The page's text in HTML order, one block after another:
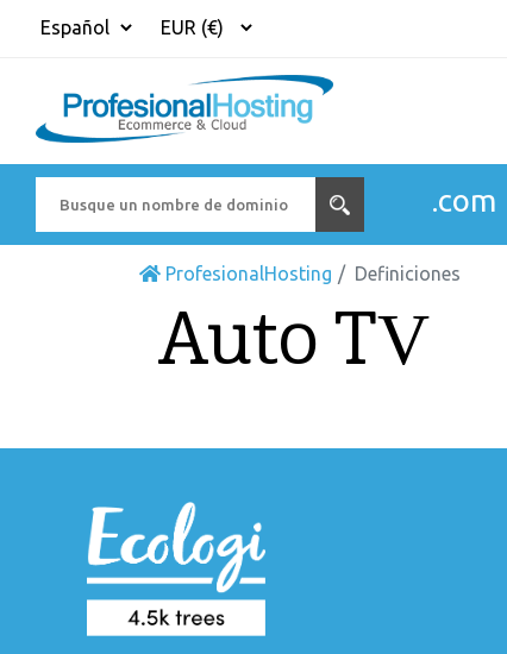
.com
ProfesionalHosting Definiciones
Auto TV